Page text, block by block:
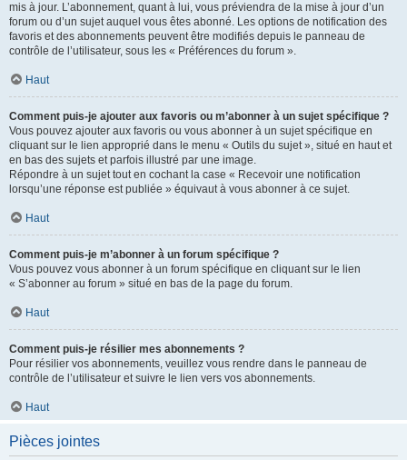
mis à jour. L’abonnement, quant à lui, vous préviendra de la mise à jour d’un
forum ou d’un sujet auquel vous êtes abonné. Les options de notification des
favoris et des abonnements peuvent être modifiés depuis le panneau de
contrôle de l’utilisateur, sous les « Préférences du forum ».
Haut
Comment puis-je ajouter aux favoris ou m’abonner à un sujet spécifique ?
Vous pouvez ajouter aux favoris ou vous abonner à un sujet spécifique en
cliquant sur le lien approprié dans le menu « Outils du sujet », situé en haut et
en bas des sujets et parfois illustré par une image.
Répondre à un sujet tout en cochant la case « Recevoir une notification
lorsqu’une réponse est publiée » équivaut à vous abonner à ce sujet.
Haut
Comment puis-je m’abonner à un forum spécifique ?
Vous pouvez vous abonner à un forum spécifique en cliquant sur le lien
« S’abonner au forum » situé en bas de la page du forum.
Haut
Comment puis-je résilier mes abonnements ?
Pour résilier vos abonnements, veuillez vous rendre dans le panneau de
contrôle de l’utilisateur et suivre le lien vers vos abonnements.
Haut
Pièces jointes